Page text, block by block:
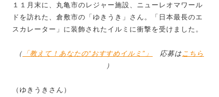
１１月末に、丸亀市のレジャー施設、ニューレオマワール
ドを訪れた、倉敷市の「ゆきうき」さん。「日本最長のエ
スカレーター」に装飾されたイルミに衝撃を受けました。
（ 「教えて！あなたの“おすすめイルミ”」 応募はこちら
）
（ゆきうきさん）